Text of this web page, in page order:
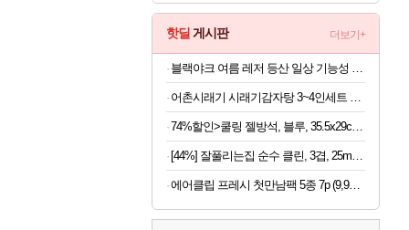
핫딜 게시판 더보기+
에어클립 프레시 첫만남팩 5종 7p (9,900원/무료)